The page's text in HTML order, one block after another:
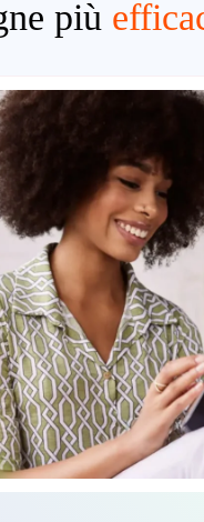
più